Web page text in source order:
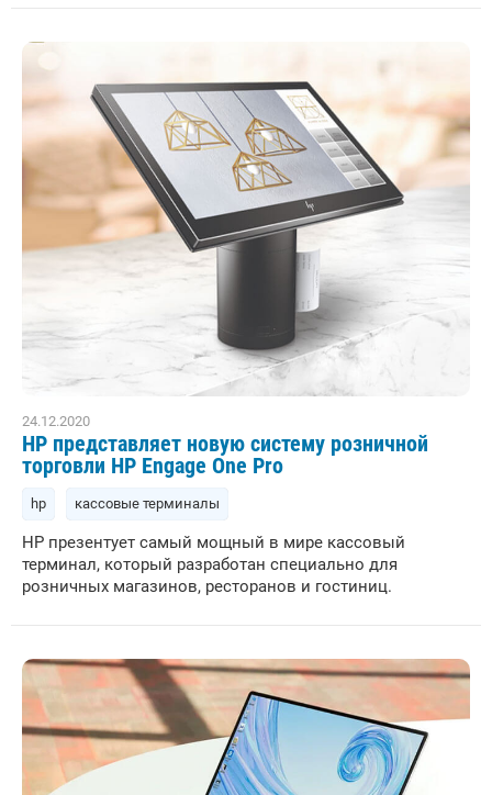
24.12.2020
HP представляет новую систему розничной
торговли HP Engage One Pro
hp кассовые терминалы
HP презентует самый мощный в мире кассовый
терминал, который разработан специально для
розничных магазинов, ресторанов и гостиниц.